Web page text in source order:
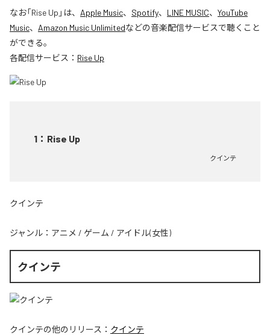
なお「Rise Up 」は、 Apple Music、 Spotify、 LINE MUSIC、 YouTube
Music、 Amazon Music Unlimitedなどの音楽配信サービスで聴くこと
ができる。
各配信サービス： Rise Up
1 ： Rise Up
クインテ
クインテ
ジャンル： アニメ / ゲーム / アイドル(女性)
クインテ
クインテの他のリリース： クインテ